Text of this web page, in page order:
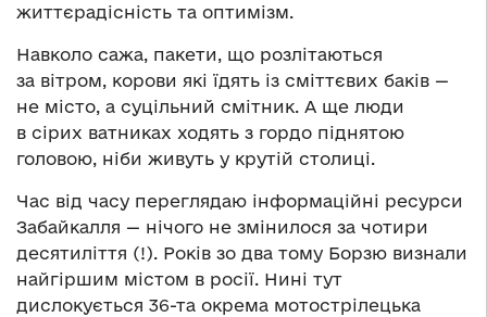
життєрадісність та оптимізм.
Навколо сажа, пакети, що розлітаються
за вітром, корови які їдять із сміттєвих баків —
не місто, а суцільний смітник. А ще люди
в сірих ватниках ходять з гордо піднятою
головою, ніби живуть у крутій столиці.
Час від часу переглядаю інформаційні ресурси
Забайкалля — нічого не змінилося за чотири
десятиліття (!). Років зо два тому Борзю визнали
найгіршим містом в росії. Нині тут
дислокується 36-та окрема мотострілецька